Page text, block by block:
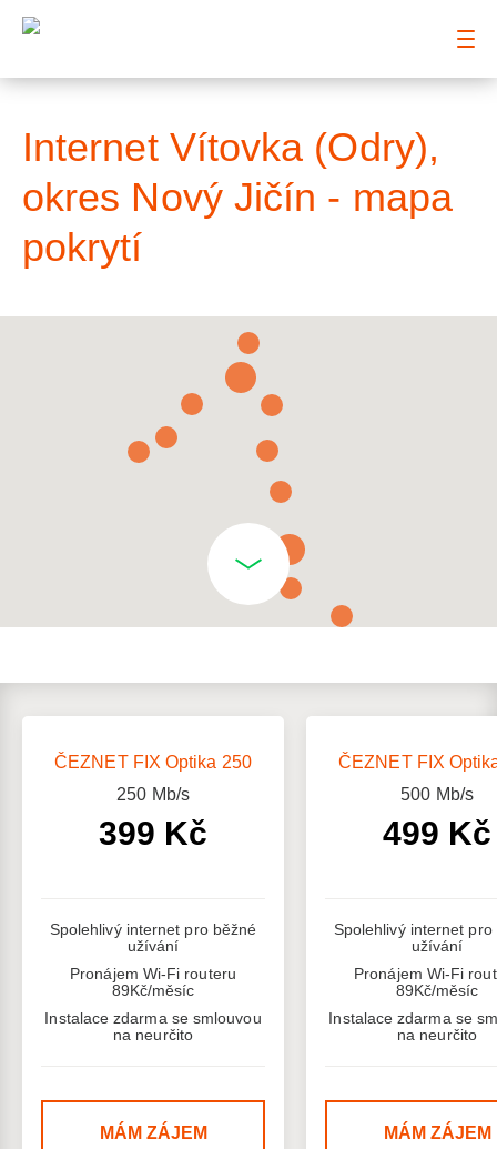
Internet Vítovka (Odry),
okres Nový Jičín - mapa
pokrytí
ČEZNET FIX Optika 250
250 Mb/s
399 Kč
Spolehlivý internet pro běžné
užívání
Pronájem Wi-Fi routeru
89Kč/měsíc
Instalace zdarma se smlouvou
na neurčito
MÁM ZÁJEM
ČEZNET FIX
500 Mb/s
499 Kč
Spolehlivý internet pro
užívání
Pronájem Wi-Fi
89Kč/měsíc
Instalace zdarma se
na neurčito
MÁM ZÁJEM
: Mapa pokrytí město